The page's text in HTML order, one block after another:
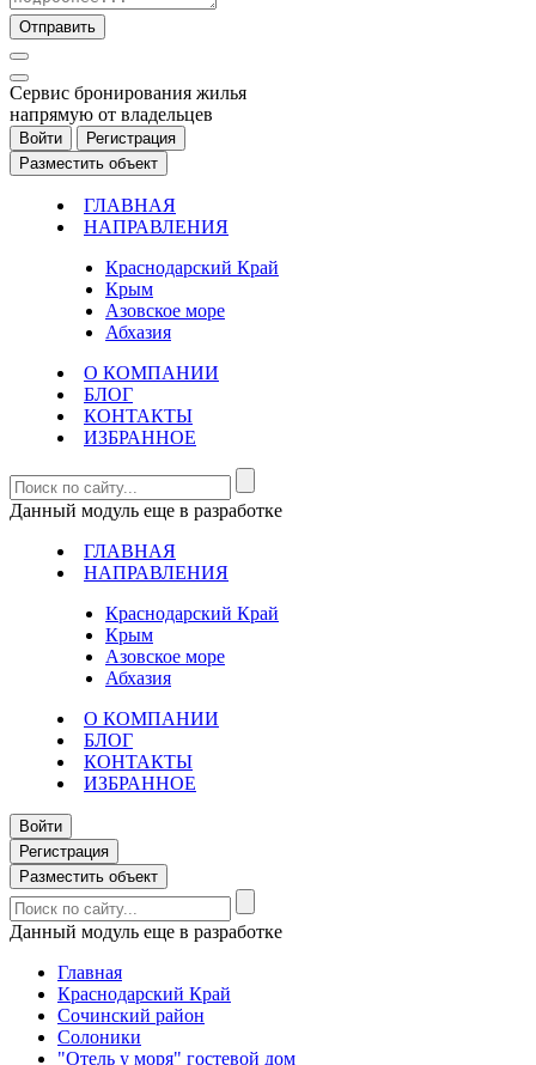
Отправить
Cервис бронирования жилья
напрямую от владельцев
Войти
Регистрация
Разместить объект
ГЛАВНАЯ
НАПРАВЛЕНИЯ
Краснодарский Край
Крым
Азовское море
Абхазия
О КОМПАНИИ
БЛОГ
КОНТАКТЫ
ИЗБРАННОЕ
Данный модуль еще в разработке
ГЛАВНАЯ
НАПРАВЛЕНИЯ
Краснодарский Край
Крым
Азовское море
Абхазия
О КОМПАНИИ
БЛОГ
КОНТАКТЫ
ИЗБРАННОЕ
Войти
Регистрация
Разместить объект
Данный модуль еще в разработке
Главная
Краснодарский Край
Сочинский район
Солоники
"Отель у моря" гостевой дом